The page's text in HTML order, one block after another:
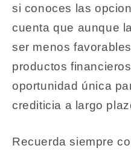
si conoces las
cuenta que aunque
ser menos
productos
oportunidad única
crediticia a largo
Recuerda siempre